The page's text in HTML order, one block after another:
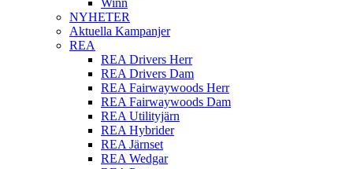
NYHETER
Aktuella Kampanjer
REA
REA Drivers Herr
REA Drivers Dam
REA Fairwaywoods Herr
REA Fairwaywoods Dam
REA Utilityjärn
REA Hybrider
REA Järnset
REA Wedgar